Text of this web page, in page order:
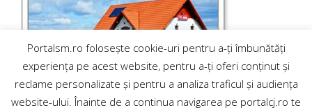
Portalsm.ro folosește cookie-uri pentru a-ți îmbunătăți
experiența pe acest website, pentru a-ți oferi conținut și
reclame personalizate și pentru a analiza traficul și audiența
website-ului. Înainte de a continua navigarea pe portalcj.ro te